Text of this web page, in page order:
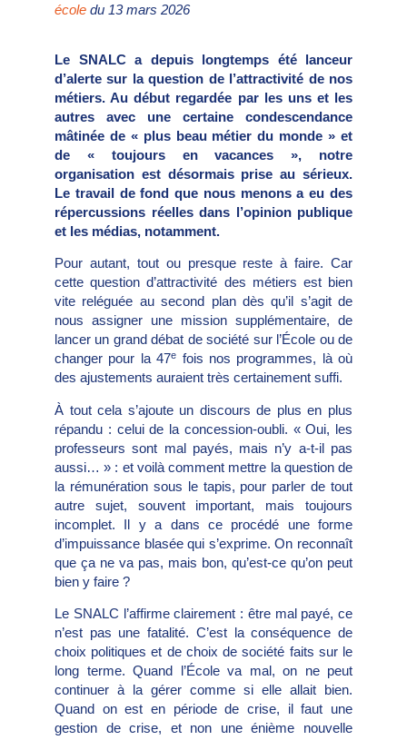
école du 13 mars 2026
Le SNALC a depuis longtemps été lanceur
d’alerte sur la question de l’attractivité de nos
métiers. Au début regardée par les uns et les
autres avec une certaine condescendance
mâtinée de « plus beau métier du monde » et
de « toujours en vacances », notre
organisation est désormais prise au sérieux.
Le travail de fond que nous menons a eu des
répercussions réelles dans l’opinion publique
et les médias, notamment.
Pour autant, tout ou presque reste à faire. Car
cette question d’attractivité des métiers est bien
vite reléguée au second plan dès qu’il s’agit de
nous assigner une mission supplémentaire, de
lancer un grand débat de société sur l’École ou de
changer pour la 47e fois nos programmes, là où
des ajustements auraient très certainement suffi.
À tout cela s’ajoute un discours de plus en plus
répandu : celui de la concession-oubli. « Oui, les
professeurs sont mal payés, mais n’y a-t-il pas
aussi… » : et voilà comment mettre la question de
la rémunération sous le tapis, pour parler de tout
autre sujet, souvent important, mais toujours
incomplet. Il y a dans ce procédé une forme
d’impuissance blasée qui s’exprime. On reconnaît
que ça ne va pas, mais bon, qu’est-ce qu’on peut
bien y faire ?
Le SNALC l’affirme clairement : être mal payé, ce
n’est pas une fatalité. C’est la conséquence de
choix politiques et de choix de société faits sur le
long terme. Quand l’École va mal, on ne peut
continuer à la gérer comme si elle allait bien.
Quand on est en période de crise, il faut une
gestion de crise, et non une énième nouvelle